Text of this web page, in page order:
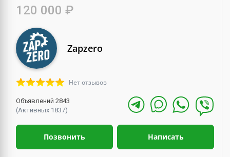
120 000 ₽
Zapzero
Нет отзывов
Объявлений 2843
(Активных 1837)
Позвонить Написать